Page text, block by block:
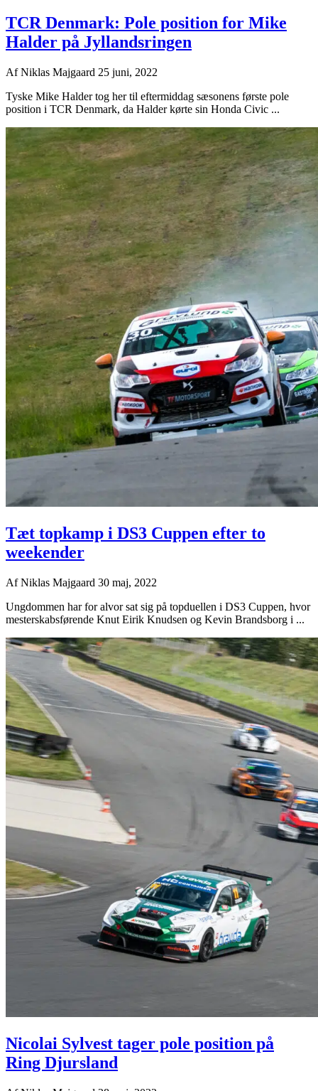
TCR Denmark: Pole position for Mike
Halder på Jyllandsringen
AfNiklas Majgaard 25 juni, 2022
Tyske Mike Halder tog her til eftermiddag sæsonens første pole
position i TCR Denmark, da Halder kørte sin Honda Civic ...
Tæt topkamp i DS3 Cuppen efter to
weekender
AfNiklas Majgaard 30 maj, 2022
Ungdommen har for alvor sat sig på topduellen i DS3 Cuppen, hvor
mesterskabsførende Knut Eirik Knudsen og Kevin Brandsborg i ...
Nicolai Sylvest tager pole position på
Ring Djursland